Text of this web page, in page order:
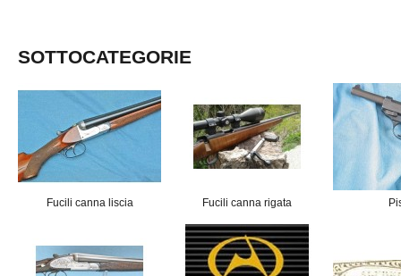
SOTTOCATEGORIE
Fucili canna liscia Fucili canna rigata